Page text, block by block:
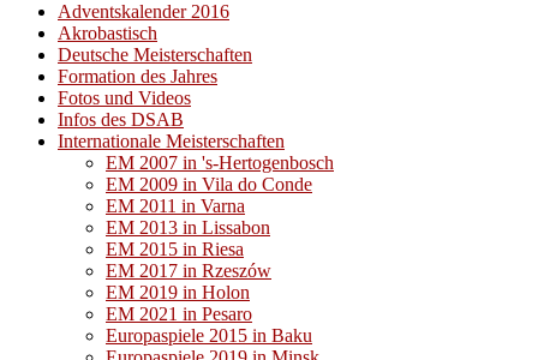
Adventskalender 2016
Akrobastisch
Deutsche Meisterschaften
Formation des Jahres
Fotos und Videos
Infos des DSAB
Internationale Meisterschaften
EM 2007 in 's-Hertogenbosch
EM 2009 in Vila do Conde
EM 2011 in Varna
EM 2013 in Lissabon
EM 2015 in Riesa
EM 2017 in Rzeszów
EM 2019 in Holon
EM 2021 in Pesaro
Europaspiele 2015 in Baku